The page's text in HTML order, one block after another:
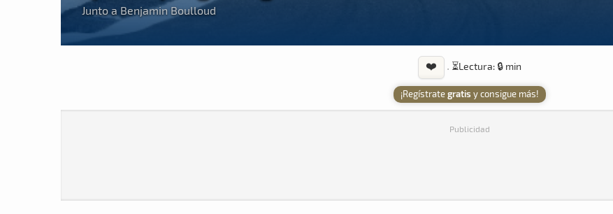
Junto a Benjamin Boulloud
❤️ · ⏳Lectura: 🔒 min
¡Regístrategratis y consigue más!
Publicidad